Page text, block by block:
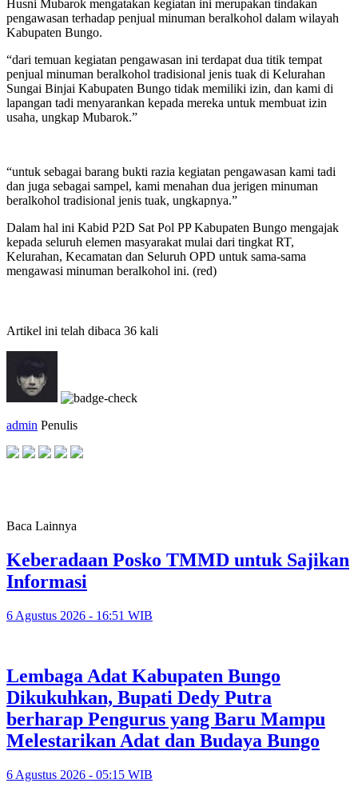
Husni Mubarok mengatakan kegiatan ini merupakan tindakan
pengawasan terhadap penjual minuman beralkohol dalam wilayah
Kabupaten Bungo.
“dari temuan kegiatan pengawasan ini terdapat dua titik tempat
penjual minuman beralkohol tradisional jenis tuak di Kelurahan
Sungai Binjai Kabupaten Bungo tidak memiliki izin, dan kami di
lapangan tadi menyarankan kepada mereka untuk membuat izin
usaha, ungkap Mubarok.”
“untuk sebagai barang bukti razia kegiatan pengawasan kami tadi
dan juga sebagai sampel, kami menahan dua jerigen minuman
beralkohol tradisional jenis tuak, ungkapnya.”
Dalam hal ini Kabid P2D Sat Pol PP Kabupaten Bungo mengajak
kepada seluruh elemen masyarakat mulai dari tingkat RT,
Kelurahan, Kecamatan dan Seluruh OPD untuk sama-sama
mengawasi minuman beralkohol ini. (red)
Artikel ini telah dibaca 36 kali
admin Penulis
Baca Lainnya
Keberadaan Posko TMMD untuk Sajikan
Informasi
6 Agustus 2026 - 16:51 WIB
Lembaga Adat Kabupaten Bungo
Dikukuhkan, Bupati Dedy Putra
berharap Pengurus yang Baru Mampu
Melestarikan Adat dan Budaya Bungo
6 Agustus 2026 - 05:15 WIB